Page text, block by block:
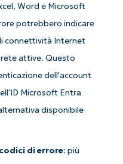
Word e Microsoft
potrebbero indicare
connettività Internet
attive. Questo
dell'account
Microsoft Entra
disponibile
di errore: più